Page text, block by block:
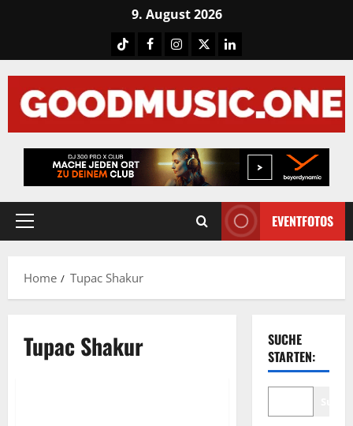
9. August 2026
TiktokFacebook
Instagram
X LinkedIN
Primary
EVENTFOTOS
Home Tupac Shakur
Tupac Shakur
SUCHE
STARTEN: